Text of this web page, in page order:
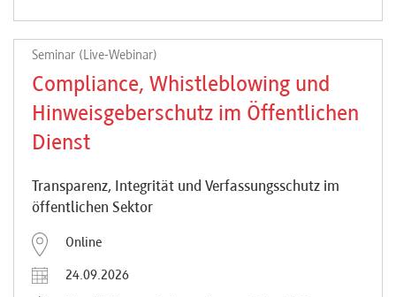
Seminar (Live-Webinar)
Compliance, Whistleblowing und
Hinweisgeberschutz im Öffentlichen
Dienst
Transparenz, Integrität und Verfassungsschutz im
öffentlichen Sektor
Online
24.09.2026